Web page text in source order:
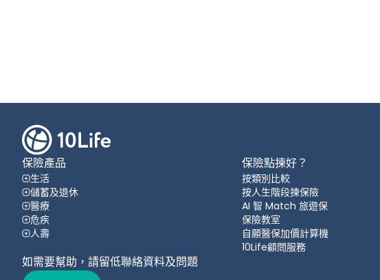
保險產品
生活
儲蓄及退休
醫療
危疾
人壽
保險點揀好？
按類別比較
按人生階段揀保險
AI 智 Match 旅遊保
保險教室
自願醫保加價計算機
10Life顧問服務
如需要幫助，請留低聯絡資料及問題